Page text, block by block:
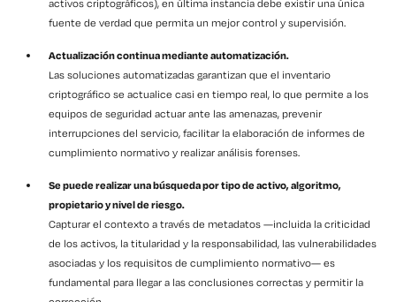
activos criptográficos), en última instancia debe existir una única
fuente de verdad que permita un mejor control y supervisión.
Actualización continua mediante automatización.
Las soluciones automatizadas garantizan que el inventario
criptográfico se actualice casi en tiempo real, lo que permite a los
equipos de seguridad actuar ante las amenazas, prevenir
interrupciones del servicio, facilitar la elaboración de informes de
cumplimiento normativo y realizar análisis forenses.
Se puede realizar una búsqueda por tipo de activo, algoritmo,
propietario y nivel de riesgo.
Capturar el contexto a través de metadatos —incluida la criticidad
de los activos, la titularidad y la responsabilidad, las vulnerabilidades
asociadas y los requisitos de cumplimiento normativo— es
fundamental para llegar a las conclusiones correctas y permitir la